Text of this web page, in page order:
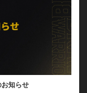
知らせ